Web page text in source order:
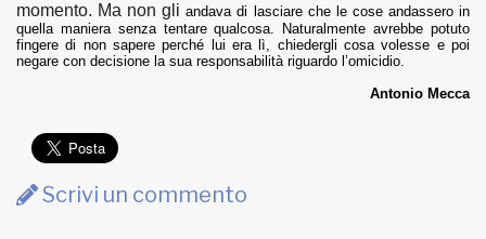
momento. Ma non gliandava di lasciare che le cose andassero in
quella maniera senza tentare qualcosa. Naturalmente avrebbe potuto
fingere di non sapere perché lui era lì, chiedergli cosa volesse e poi
negare con decisione la sua responsabilità riguardo l’omicidio.
Antonio Mecca
Scrivi un commento